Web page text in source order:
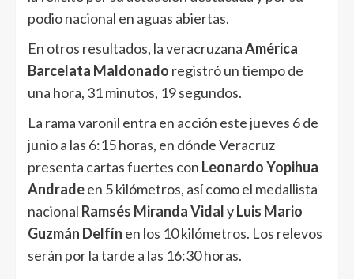
podio nacional en aguas abiertas.
En otros resultados, la veracruzanaAmérica
Barcelata Maldonado registró un tiempo de
una hora, 31 minutos, 19 segundos.
La rama varonil entra en acción este jueves 6 de
junio a las 6:15 horas, en dónde Veracruz
presenta cartas fuertes con Leonardo Yopihua
Andradeen 5 kilómetros, así como el medallista
nacional Ramsés Miranda VidalyLuis Mario
Guzmán Delfín en los 10 kilómetros. Los relevos
serán por la tarde a las 16:30 horas.